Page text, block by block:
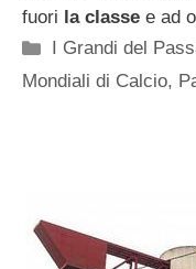
fuori la classe e ad
Categorie
I Grandi del
Mondiali di Calcio,